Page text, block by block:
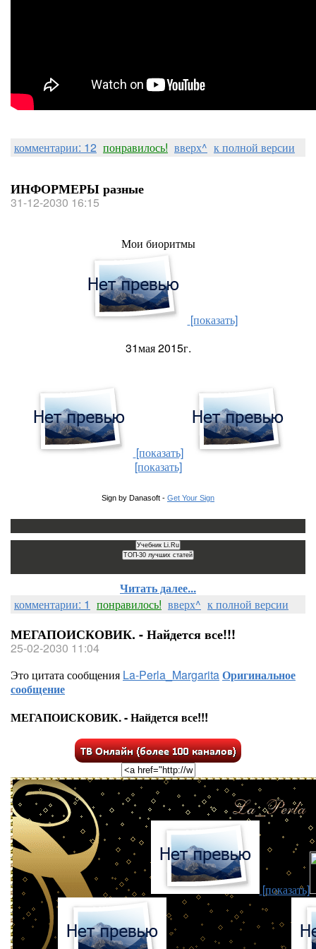
комментарии: 12 понравилось! вверх^ к полной версии
ИНФОРМЕРЫ разные
31-12-2030 16:15
Мои биоритмы
[показать]
31мая 2015г.
[показать]
[показать]
Sign by Danasoft - Get Your Sign
Читать далее...
комментарии: 1 понравилось! вверх^ к полной версии
МЕГАПОИСКОВИК. - Найдется все!!!
25-02-2030 11:04
Это цитата сообщения La-Perla_MargaritaОригинальное
сообщение
МЕГАПОИСКОВИК. - Найдется все!!!
[показать]